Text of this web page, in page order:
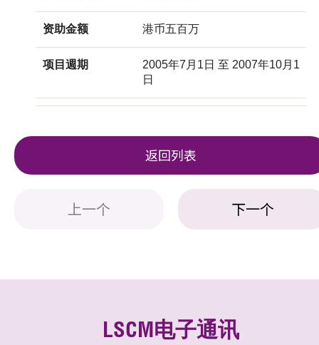
资助金额 港币五百万
项目週期
2005年7月1日 至 2007年10月1
日
返回列表
上一个 下一个
LSCM电子通讯